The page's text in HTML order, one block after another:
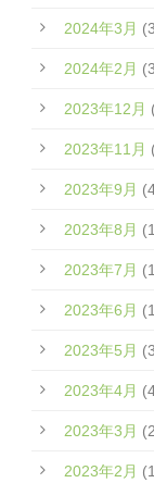
2024年3月
2024年2月
2023年12月
2023年11月
2023年9月
2023年8月
2023年7月
2023年6月
2023年5月
2023年4月
2023年3月
2023年2月